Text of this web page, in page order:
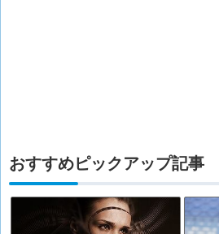
おすすめピックアップ記事